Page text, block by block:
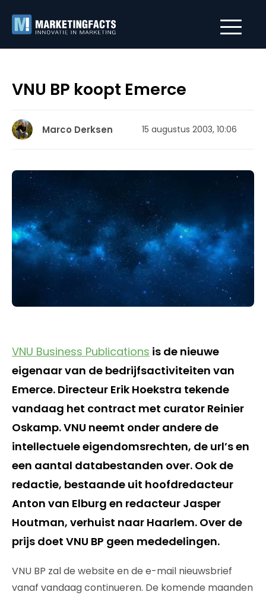
VNU BP koopt Emerce
Marco Derksen 15 augustus 2003, 10:06
VNU Business Publications is de nieuwe
eigenaar van de bedrijfsactiviteiten van
Emerce. Directeur Erik Hoekstra tekende
vandaag het contract met curator Reinier
Oskamp. VNU neemt onder andere de
intellectuele eigendomsrechten, de url’s en
een aantal databestanden over. Ook de
redactie, bestaande uit hoofdredacteur
Anton van Elburg en redacteur Jasper
Houtman, verhuist naar Haarlem. Over de
prijs doet VNU BP geen mededelingen.
VNU BP zal de website en de e-mail nieuwsbrief
vanaf vandaag continueren. De komende maanden